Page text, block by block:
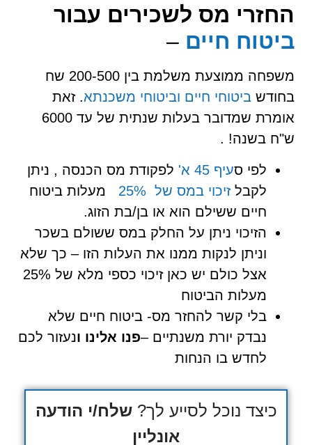
החזרי מס לשכירים עבור
ביטוח חיים –
משפחה ממוצעת משלמת בין 200-500 שח
בחודש ביטוחי חיים וביטוחי משכנתא. זאת
אומרת שמדובר בעלות שנתית של עד 6000
ש"ח בשנה! .
לפי סעיף 45 א'
לפקודת מס הכנסה , ניתן
לקבלזיכוי במס של 25%
מעלות ביטוח
חיים ששילם הוא או בן/בת הזוג.
הזיכוי ניתן על החלק במס ששולם בשכר
וניתן לנקות ממנו את העלות הזו – כך שלא
אצל כולם יש כאן זיכוי כספי מלא של 25%
מעלות הביטוח
בלי קשר להחזר מס- ביטוח חיים שלא
נבדק יורת משנתיים –פנו אלינו ונעזור לכם
לחדש בו הנחות
כיצד נוכל לסייע לך?שלח/י הודעה
אונליין